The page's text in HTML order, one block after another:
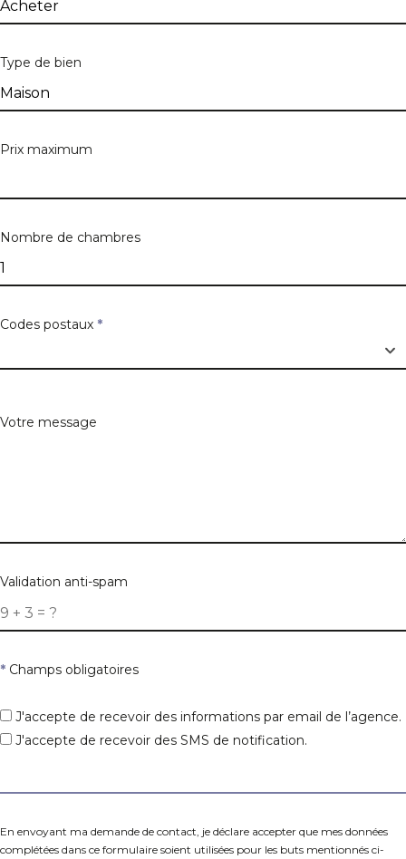
Numéro
Boîte
Ville
Type de bien
Prix maximum
Nombre de chambres
Codes postaux *
Votre message
Validation anti-spam
* Champs obligatoires
J'accepte de recevoir des informations par email de l’agence.
J'accepte de recevoir des SMS de notification.
En envoyant ma demande de contact, je déclare accepter que mes données
complétées dans ce formulaire soient utilisées pour les buts mentionnés ci-